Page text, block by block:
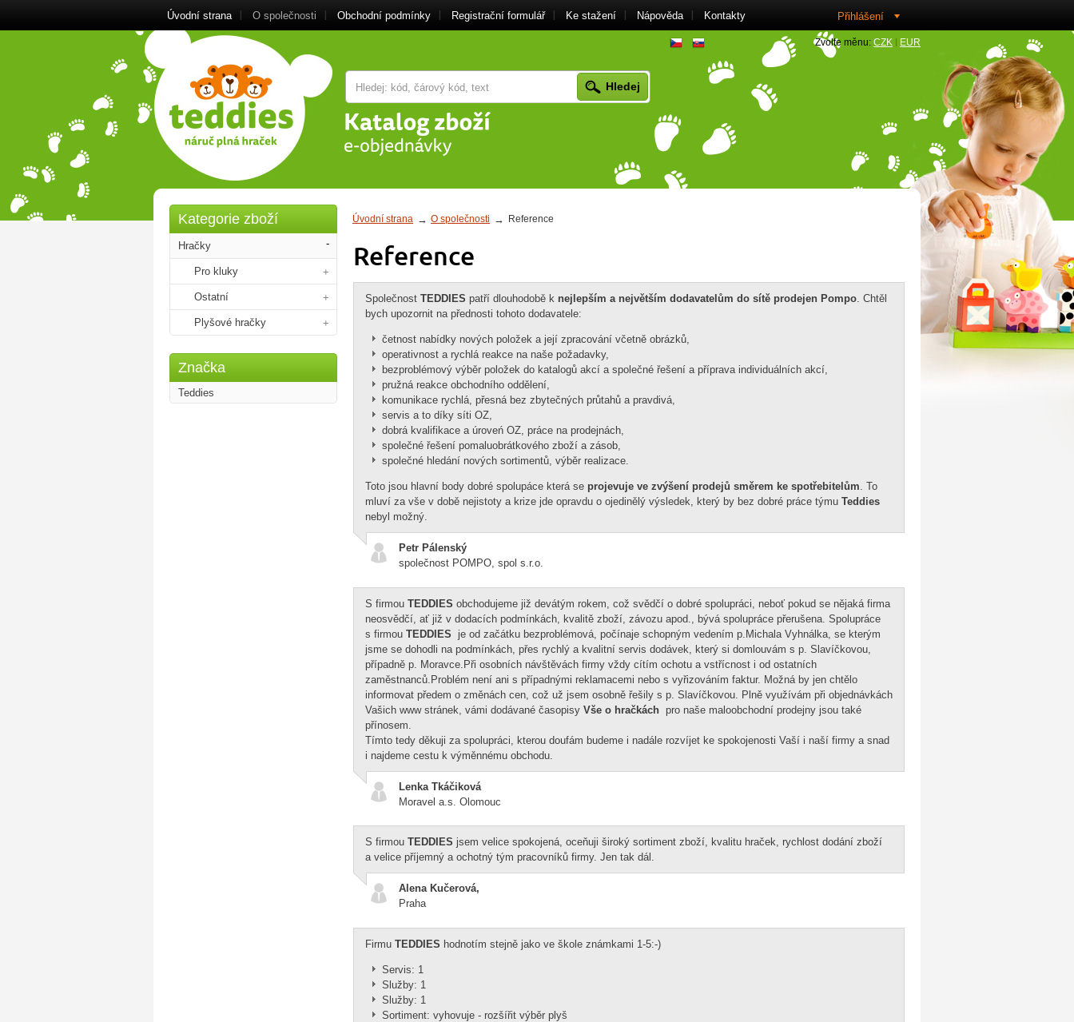
Úvodní strana O společnosti Obchodní podmínky Registrační formulář Ke stažení Nápověda Kontakty Přihlášení
cz Zvolte měnu: CZK EUR
Úvodní strana O společnosti Reference
Reference
Společnost TEDDIES patří dlouhodobě k nejlepším a největším dodavatelům do sítě prodejen Pompo. Chtěl
bych upozornit na přednosti tohoto dodavatele:
četnost nabídky nových položek a její zpracování včetně obrázků,
operativnost a rychlá reakce na naše požadavky,
bezproblémový výběr položek do katalogů akcí a společné řešení a příprava individuálních akcí,
pružná reakce obchodního oddělení,
komunikace rychlá, přesná bez zbytečných průtahů a pravdivá,
servis a to díky síti OZ,
dobrá kvalifikace a úroveń OZ, práce na prodejnách,
společné řešení pomaluobrátkového zboží a zásob,
společné hledání nových sortimentů, výběr realizace.
Toto jsou hlavní body dobré spolupáce která se projevuje ve zvýšení prodejů směrem ke spotřebitelům. To
mluví za vše v době nejistoty a krize jde opravdu o ojedinělý výsledek, který by bez dobré práce týmu Teddies
nebyl možný.
Petr Pálenský
společnost POMPO, spol s.r.o.
S firmou TEDDIES obchodujeme již devátým rokem, což svědčí o dobré spolupráci, neboť pokud se nějaká firma
neosvědčí, ať již v dodacích podmínkách, kvalitě zboží, závozu apod., bývá spolupráce přerušena. Spolupráce
s firmou TEDDIES je od začátku bezproblémová, počínaje schopným vedením p.Michala Vyhnálka, se kterým
jsme se dohodli na podmínkách, přes rychlý a kvalitní servis dodávek, který si domlouvám s p. Slavíčkovou,
případně p. Moravce.Při osobních návštěvách firmy vždy cítím ochotu a vstřícnost i od ostatních
zaměstnanců.Problém není ani s případnými reklamacemi nebo s vyřizováním faktur. Možná by jen chtělo
informovat předem o změnách cen, což už jsem osobně řešily s p. Slavíčkovou. Plně využívám při objednávkách
Vašich www stránek, vámi dodávané časopisy Vše o hračkách pro naše maloobchodní prodejny jsou také
přínosem.
Tímto tedy děkuji za spolupráci, kterou doufám budeme i nadále rozvíjet ke spokojenosti Vaší i naší firmy a snad
i najdeme cestu k výměnnému obchodu.
Lenka Tkáčiková
Moravel a.s. Olomouc
S firmou TEDDIES jsem velice spokojená, oceňuji široký sortiment zboží, kvalitu hraček, rychlost dodání zboží
a velice příjemný a ochotný tým pracovníků firmy. Jen tak dál.
Alena Kučerová,
Praha
Firmu TEDDIES hodnotím stejně jako ve škole známkami 1-5:-)
Servis: 1
Služby: 1
Služby: 1
Sortiment: vyhovuje - rozšířit výběr plyš
Kategorie zboží
Hračky
Pro kluky
Ostatní
Plyšové hračky
Značka
Teddies